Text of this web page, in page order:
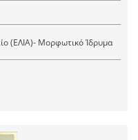
(ΕΛΙΑ)- Μορφωτικό Ίδρυμα